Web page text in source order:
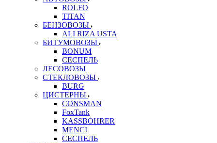
ROLFO
TITAN
БЕНЗОВОЗЫ
ALI RIZA USTA
БИТУМОВОЗЫ
BONUM
СЕСПЕЛЬ
ЛЕСОВОЗЫ
СТЕКЛОВОЗЫ
BURG
ЦИСТЕРНЫ
CONSMAN
FoxTank
KASSBOHRER
MENCI
СЕСПЕЛЬ